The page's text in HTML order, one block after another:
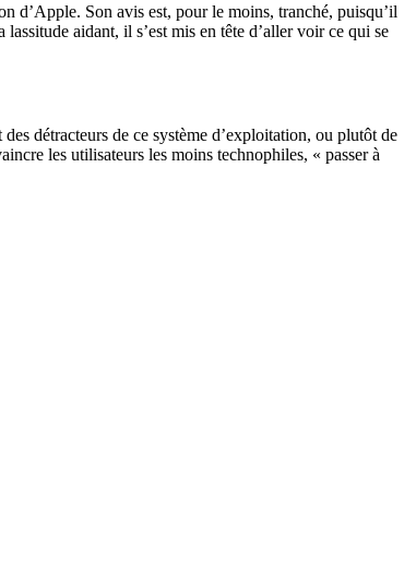
d’Apple. Son avis est, pour le moins, tranché, puisqu’il
aidant, il s’est mis en tête d’aller voir ce qui se
détracteurs de ce système d’exploitation, ou plutôt de
les utilisateurs les moins technophiles, « passer à